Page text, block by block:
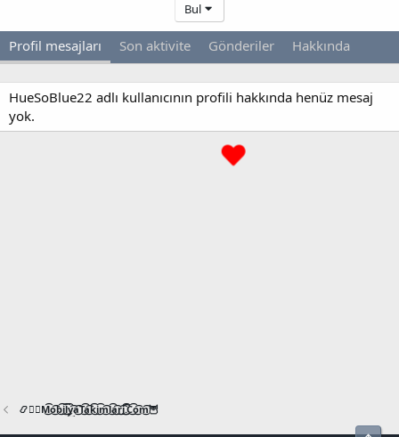
Bul
Profil mesajları Son aktivite Gönderiler Hakkında
HueSoBlue22 adlı kullanıcının profili hakkında henüz mesaj
yok.
📿🧙‍♂️M͜͡o͜͡b͜͡i͜͡l͜͡y͜͡a͜͡T͜͡a͜͡k͜͡i͜͡m͜͡l͜͡a͜͡r͜͡i͜͡.͜͡C͜͡o͜͡m͜͡🦉